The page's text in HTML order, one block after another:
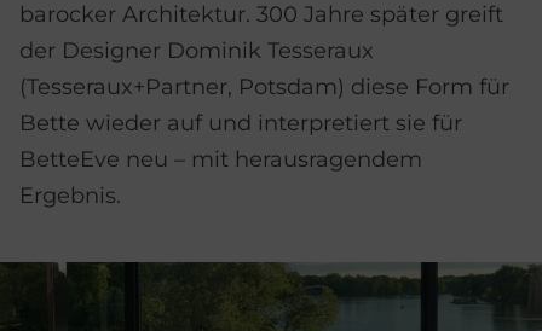
barocker Architektur. 300 Jahre später greift
der Designer Dominik Tesseraux
(Tesseraux+Partner, Potsdam) diese Form für
Bette wieder auf und interpretiert sie für
BetteEve neu – mit herausragendem
Ergebnis.